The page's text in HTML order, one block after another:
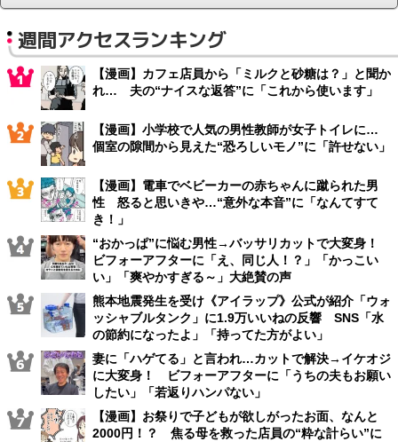
週間アクセスランキング
【漫画】カフェ店員から「ミルクと砂糖は？」と聞か
れ… 夫の“ナイスな返答”に「これから使います」
【漫画】小学校で人気の男性教師が女子トイレに…
個室の隙間から見えた“恐ろしいモノ”に「許せない」
【漫画】電車でベビーカーの赤ちゃんに蹴られた男
性 怒ると思いきや…“意外な本音”に「なんてすて
き！」
“おかっぱ”に悩む男性→バッサリカットで大変身！
ビフォーアフターに「え、同じ人！？」「かっこい
い」「爽やかすぎる～」大絶賛の声
熊本地震発生を受け《アイラップ》公式が紹介「ウォ
ッシャブルタンク」に1.9万いいねの反響 SNS「水
の節約になったよ」「持ってた方がよい」
妻に「ハゲてる」と言われ…カットで解決→イケオジ
に大変身！ ビフォーアフターに「うちの夫もお願い
したい」「若返りハンパない」
【漫画】お祭りで子どもが欲しがったお面、なんと
2000円！？ 焦る母を救った店員の“粋な計らい”に